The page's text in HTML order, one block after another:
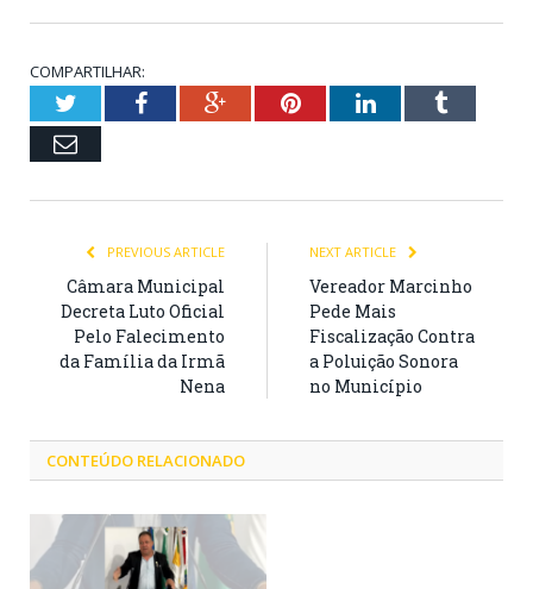
COMPARTILHAR:
TwitterFacebookGoogle+PinterestLinkedInTumblr
Email
PREVIOUS ARTICLE
Câmara Municipal
Decreta Luto Oficial
Pelo Falecimento
da Família da Irmã
Nena
NEXT ARTICLE
Vereador Marcinho
Pede Mais
Fiscalização Contra
a Poluição Sonora
no Município
CONTEÚDO RELACIONADO